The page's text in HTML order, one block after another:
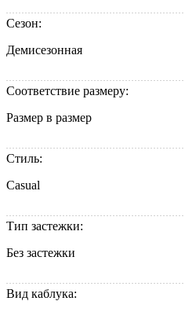
Сезон:
Демисезонная
Соответствие размеру:
Размер в размер
Стиль:
Casual
Тип застежки:
Без застежки
Вид каблука: